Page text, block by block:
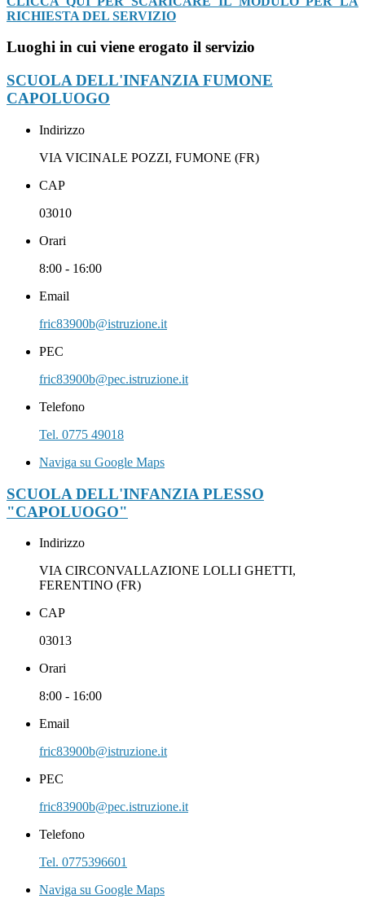
RICHIESTA DEL SERVIZIO
Luoghi in cui viene erogato il servizio
SCUOLA DELL'INFANZIA FUMONE
CAPOLUOGO
Indirizzo
VIA VICINALE POZZI, FUMONE (FR)
CAP
03010
Orari
8:00 - 16:00
Email
fric83900b@istruzione.it
PEC
fric83900b@pec.istruzione.it
Telefono
Tel. 0775 49018
Naviga su Google Maps
SCUOLA DELL'INFANZIA PLESSO
"CAPOLUOGO"
Indirizzo
VIA CIRCONVALLAZIONE LOLLI GHETTI,
FERENTINO (FR)
CAP
03013
Orari
8:00 - 16:00
Email
fric83900b@istruzione.it
PEC
fric83900b@pec.istruzione.it
Telefono
Tel. 0775396601
Naviga su Google Maps